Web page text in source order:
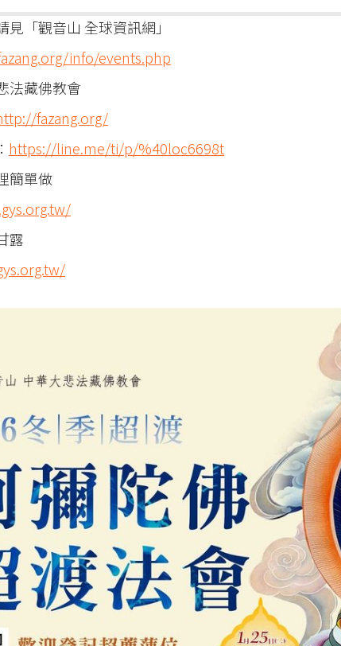
「觀音山 全球資訊網」
info/events.php
法藏佛教會
fazang.org/
https://line.me/ti/p/%40loc6698t
簡單做
露